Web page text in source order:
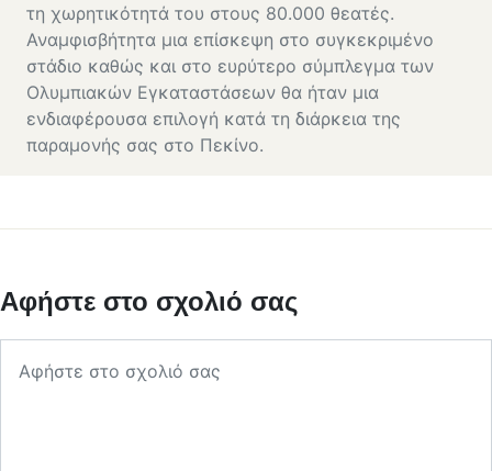
τη χωρητικότητά του στους 80.000 θεατές.
Αναμφισβήτητα μια επίσκεψη στο συγκεκριμένο
στάδιο καθώς και στο ευρύτερο σύμπλεγμα των
Ολυμπιακών Εγκαταστάσεων θα ήταν μια
ενδιαφέρουσα επιλογή κατά τη διάρκεια της
παραμονής σας στο Πεκίνο.
Αφήστε στο σχολιό σας